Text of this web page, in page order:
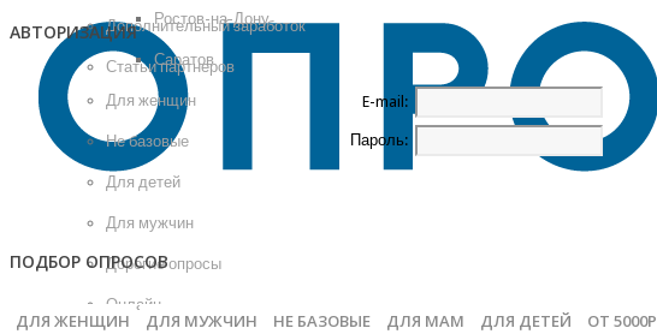
Ростов-на-Дону
Саратов
Для женщин
Не базовые
Для детей
Для мужчин
Дорогие опросы
Онлайн
Дополнительный заработок
Статьи партнеров
АВТОРИЗАЦИЯ
E-mail:
Пароль:
ПОДБОР ОПРОСОВ
ДЛЯ ЖЕНЩИН ДЛЯ МУЖЧИН НЕ БАЗОВЫЕ ДЛЯ МАМ ДЛЯ ДЕТЕЙ ОТ